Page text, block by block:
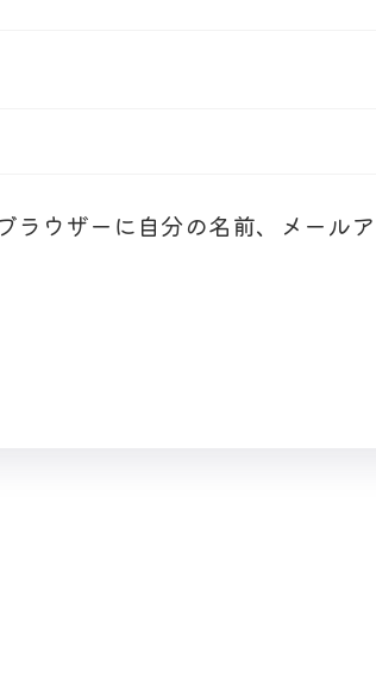
ラウザーに自分の名前、メール